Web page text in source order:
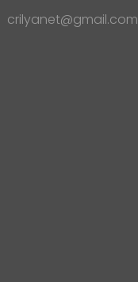
crilyanet@gmail.com